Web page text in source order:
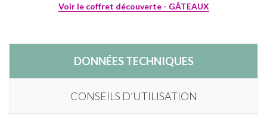
Voir le coffret découverte - GÂTEAUX
DONNÉES TECHNIQUES
CONSEILS D’UTILISATION